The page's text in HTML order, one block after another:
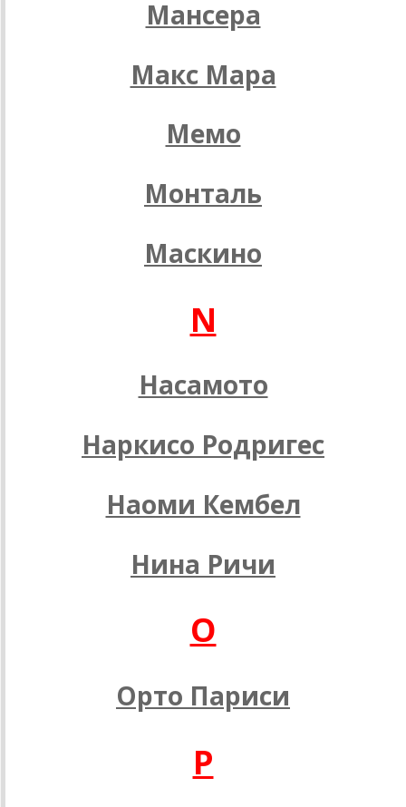
Мансера
Макс Мара
Мемо
Монталь
Маскино
N
Насамото
Наркисо Родригес
Наоми Кембел
Нина Ричи
O
Орто Париси
P